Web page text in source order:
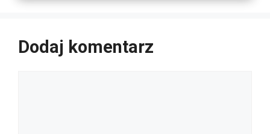
Dodaj komentarz